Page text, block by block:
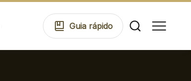
Guia rápido